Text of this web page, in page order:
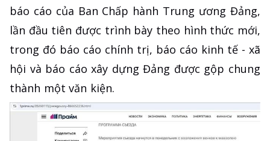
báo cáo của Ban Chấp hành Trung ương Đảng,
lần đầu tiên được trình bày theo hình thức mới,
trong đó báo cáo chính trị, báo cáo kinh tế - xã
hội và báo cáo xây dựng Đảng được gộp chung
thành một văn kiện.